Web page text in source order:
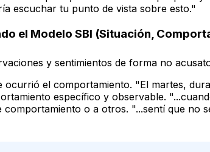
escuchar tu punto de vista sobre esto."
el Modelo SBI (Situación,
y sentimientos de forma no
ocurrió el comportamiento. "El martes,
específico y observable.
comportamiento o a otros. "...sentí que no